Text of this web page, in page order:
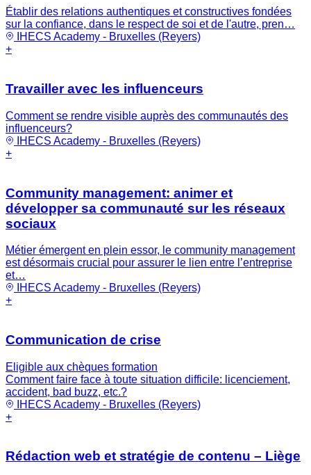
Établir des relations authentiques et constructives fondées
sur la confiance, dans le respect de soi et de l'autre, pren…
IHECS Academy - Bruxelles (Reyers)
+
Travailler avec les influenceurs
Comment se rendre visible auprès des communautés des
influenceurs?
IHECS Academy - Bruxelles (Reyers)
+
Community management: animer et
développer sa communauté sur les réseaux
sociaux
Métier émergent en plein essor, le community management
est désormais crucial pour assurer le lien entre l’entreprise
et…
IHECS Academy - Bruxelles (Reyers)
+
Communication de crise
Eligible aux chèques formation
Comment faire face à toute situation difficile: licenciement,
accident, bad buzz, etc.?
IHECS Academy - Bruxelles (Reyers)
+
Rédaction web et stratégie de contenu – Liège